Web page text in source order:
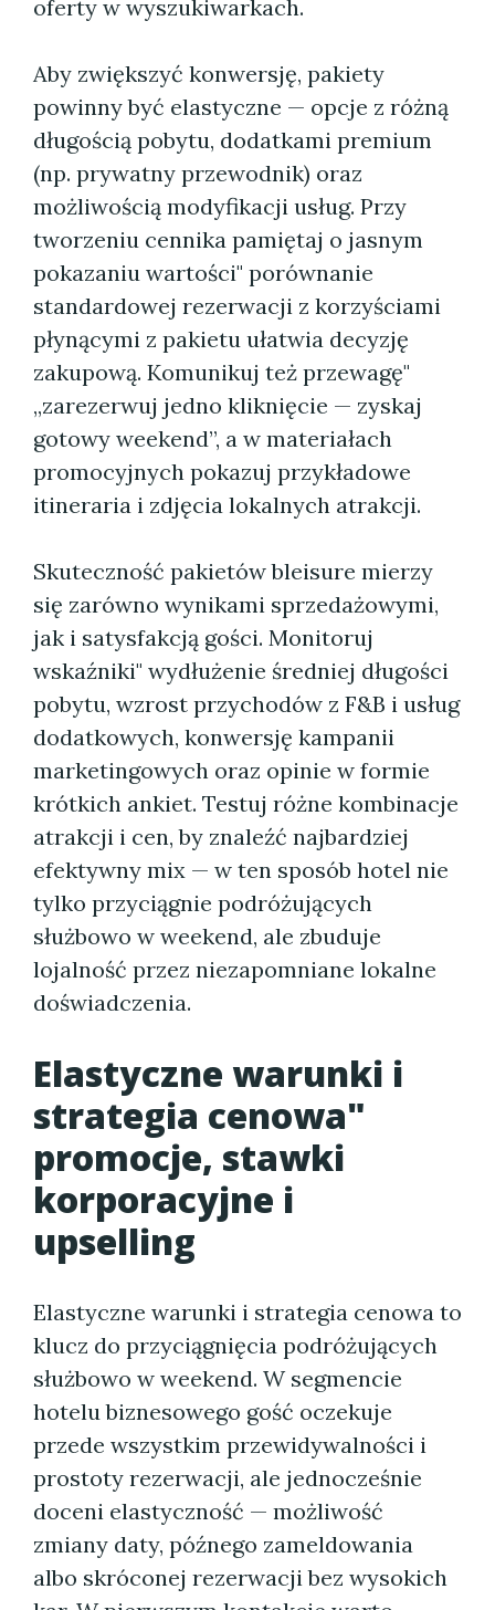
oferty w wyszukiwarkach.
Aby zwiększyć konwersję, pakiety
powinny być elastyczne — opcje z różną
długością pobytu, dodatkami premium
(np. prywatny przewodnik) oraz
możliwością modyfikacji usług. Przy
tworzeniu cennika pamiętaj o jasnym
pokazaniu wartości" porównanie
standardowej rezerwacji z korzyściami
płynącymi z pakietu ułatwia decyzję
zakupową. Komunikuj też przewagę"
„zarezerwuj jedno kliknięcie — zyskaj
gotowy weekend”, a w materiałach
promocyjnych pokazuj przykładowe
itineraria i zdjęcia lokalnych atrakcji.
Skuteczność pakietów bleisure mierzy
się zarówno wynikami sprzedażowymi,
jak i satysfakcją gości. Monitoruj
wskaźniki" wydłużenie średniej długości
pobytu, wzrost przychodów z F&B i usług
dodatkowych, konwersję kampanii
marketingowych oraz opinie w formie
krótkich ankiet. Testuj różne kombinacje
atrakcji i cen, by znaleźć najbardziej
efektywny mix — w ten sposób hotel nie
tylko przyciągnie podróżujących
służbowo w weekend, ale zbuduje
lojalność przez niezapomniane lokalne
doświadczenia.
Elastyczne warunki i
strategia cenowa"
promocje, stawki
korporacyjne i
upselling
Elastyczne warunki i strategia cenowa to
klucz do przyciągnięcia podróżujących
służbowo w weekend. W segmencie
hotelu biznesowego gość oczekuje
przede wszystkim przewidywalności i
prostoty rezerwacji, ale jednocześnie
doceni elastyczność — możliwość
zmiany daty, późnego zameldowania
albo skróconej rezerwacji bez wysokich